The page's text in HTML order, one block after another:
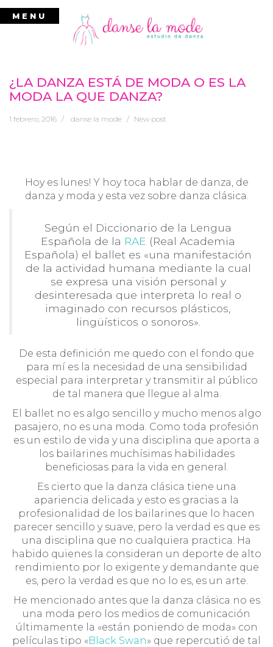
Ir
MENU
¿LA DANZA ESTÁ DE MODA O ES LA
MODA LA QUE DANZA?
1 febrero, 2016 danse la mode New post
Hoy es lunes! Y hoy toca hablar de danza, de
danza y moda y esta vez sobre danza clásica.
Según el Diccionario de la Lengua
Española de la RAE (Real Academia
Española) el ballet es «una manifestación
de la actividad humana mediante la cual
se expresa una visión personal y
desinteresada que interpreta lo real o
imaginado con recursos plásticos,
lingüísticos o sonoros».
De esta definición me quedo con el fondo que
para mí es la necesidad de una sensibilidad
especial para interpretar y transmitir al público
de tal manera que llegue al alma.
El ballet no es algo sencillo y mucho menos algo
pasajero, no es una moda. Como toda profesión
es un estilo de vida y una disciplina que aporta a
los bailarines muchísimas habilidades
beneficiosas para la vida en general.
Es cierto que la danza clásica tiene una
apariencia delicada y esto es gracias a la
profesionalidad de los bailarines que lo hacen
parecer sencillo y suave, pero la verdad es que es
una disciplina que no cualquiera practica. Ha
habido quienes la consideran un deporte de alto
rendimiento por lo exigente y demandante que
es, pero la verdad es que no lo es, es un arte.
He mencionado antes que la danza clásica no es
una moda pero los medios de comunicación
últimamente la «están poniendo de moda» con
películas tipo «Black Swan» que repercutió de tal